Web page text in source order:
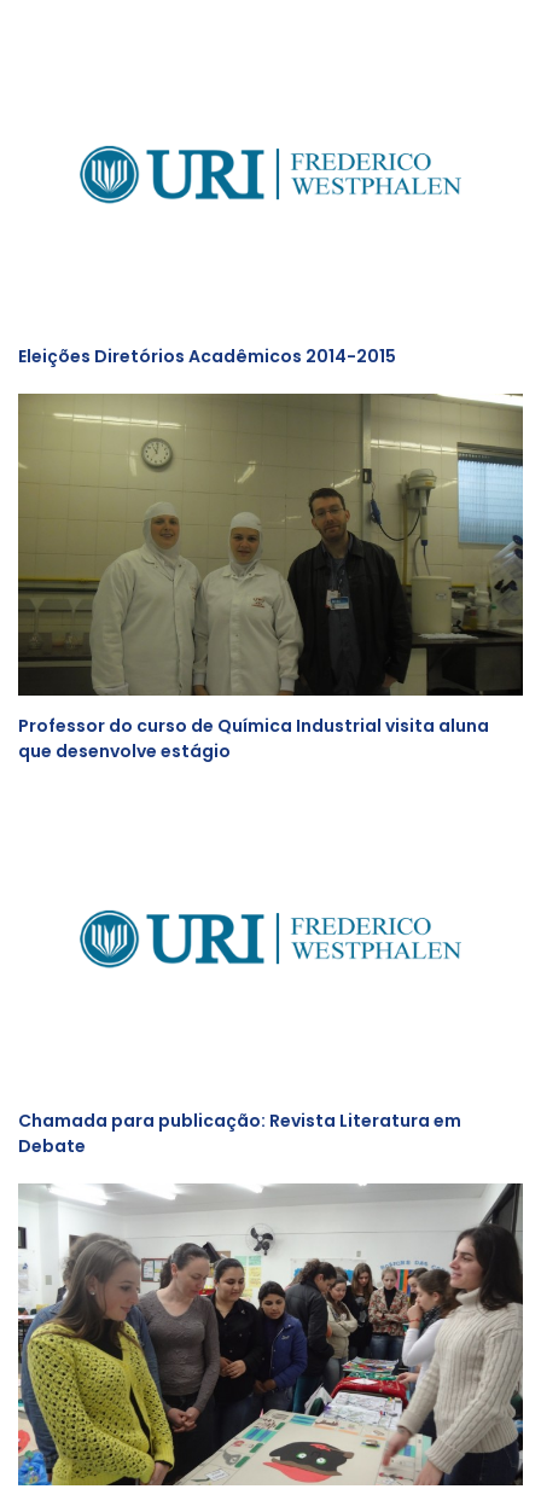
Eleições Diretórios Acadêmicos 2014-2015
Professor do curso de Química Industrial visita aluna
que desenvolve estágio
Chamada para publicação: Revista Literatura em
Debate